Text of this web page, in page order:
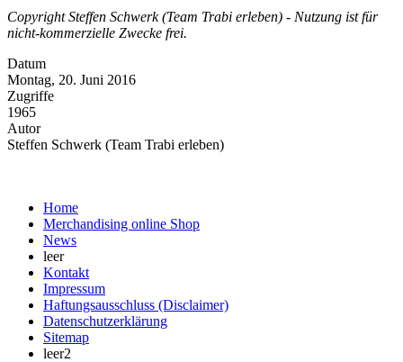
Copyright Steffen Schwerk (Team Trabi erleben) - Nutzung ist für
nicht-kommerzielle Zwecke frei.
Datum
Montag, 20. Juni 2016
Zugriffe
1965
Autor
Steffen Schwerk (Team Trabi erleben)
Home
Merchandising online Shop
News
leer
Kontakt
Impressum
Haftungsausschluss (Disclaimer)
Datenschutzerklärung
Sitemap
leer2